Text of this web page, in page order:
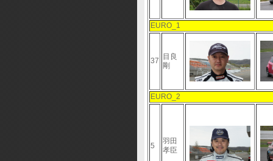
EURO_1
37
目良
剛
EURO_2
5
羽田
孝臣